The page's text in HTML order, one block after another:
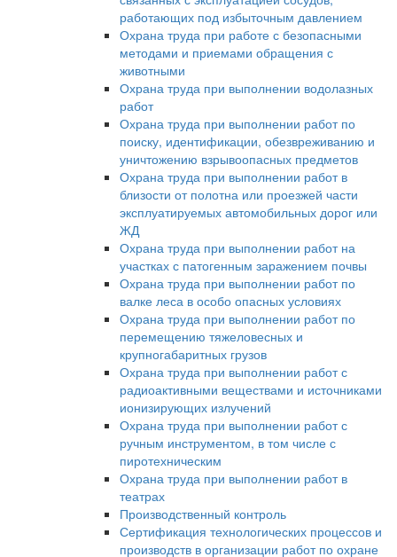
работающих под избыточным давлением
Охрана труда при работе с безопасными
методами и приемами обращения с
животными
Охрана труда при выполнении водолазных
работ
Охрана труда при выполнении работ по
поиску, идентификации, обезвреживанию и
уничтожению взрывоопасных предметов
Охрана труда при выполнении работ в
близости от полотна или проезжей части
эксплуатируемых автомобильных дорог или
ЖД
Охрана труда при выполнении работ на
участках с патогенным заражением почвы
Охрана труда при выполнении работ по
валке леса в особо опасных условиях
Охрана труда при выполнении работ по
перемещению тяжеловесных и
крупногабаритных грузов
Охрана труда при выполнении работ с
радиоактивными веществами и источниками
ионизирующих излучений
Охрана труда при выполнении работ с
ручным инструментом, в том числе с
пиротехническим
Охрана труда при выполнении работ в
театрах
Производственный контроль
Сертификация технологических процессов и
производств в организации работ по охране